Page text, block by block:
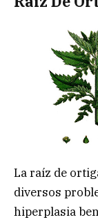
La raíz de
diversos
hiperplasia